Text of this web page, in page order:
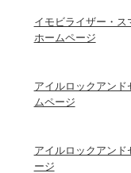
イモビライザー・
ホームページ
アイルロックアン
ムページ
アイルロックアン
ージ